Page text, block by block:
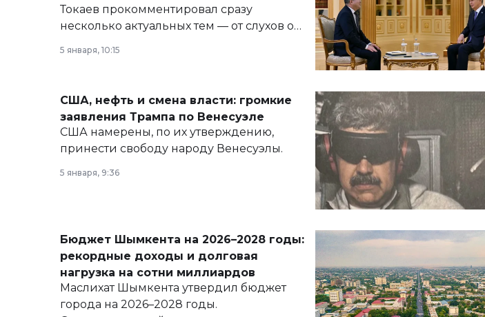
Токаев прокомментировал сразу
несколько актуальных тем — от слухов о
армии, экономики и личного здоровья.
5 января, 10:15
США, нефть и смена власти: громкие
заявления Трампа по Венесуэле
США намерены, по их утверждению,
принести свободу народу Венесуэлы.
5 января, 9:36
Бюджет Шымкента на 2026–2028 годы:
рекордные доходы и долговая
нагрузка на сотни миллиардов
Маслихат Шымкента утвердил бюджет
города на 2026–2028 годы.